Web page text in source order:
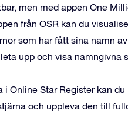
men med appen One
från OSR kan du
som har fått sina namn
upp och visa namngivna
i Online Star Register kan
och uppleva den till